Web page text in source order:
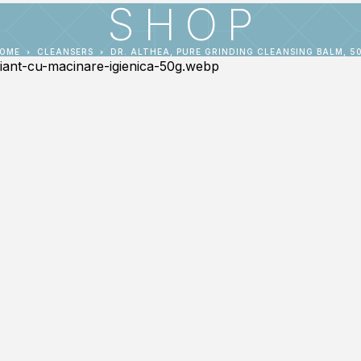
SHOP
CLEANSERS DR. ALTHEA, PURE GRINDING CLEANSING BALM,